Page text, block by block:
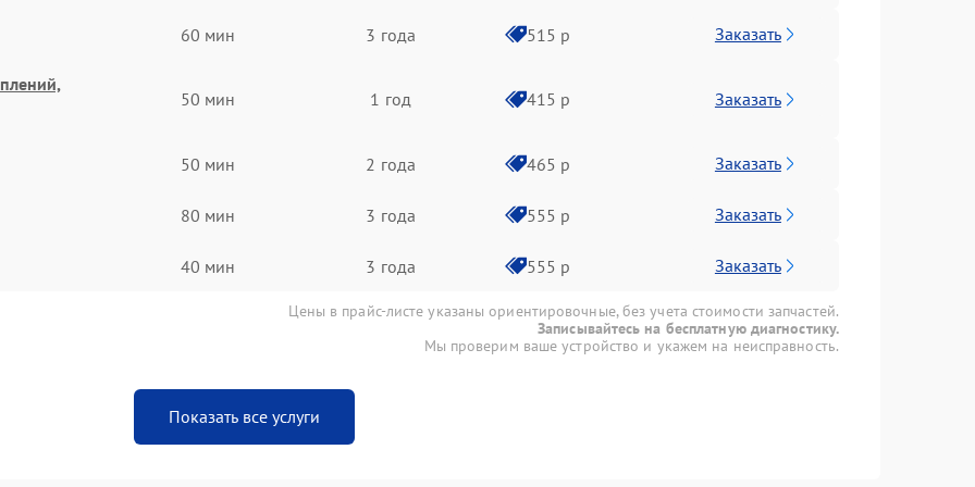
60 мин 3 года 515 р Заказать
50 мин 1 год 415 р Заказать
50 мин 2 года 465 р Заказать
80 мин 3 года 555 р Заказать
40 мин 3 года 555 р Заказать
Цены в прайс-листе указаны ориентировочные, без учета стоимости запчастей.
Записывайтесь на бесплатную диагностику.
Мы проверим ваше устройство и укажем на неисправность.
Показать все услуги